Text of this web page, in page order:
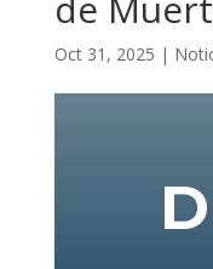
Oct 31, 2025 |